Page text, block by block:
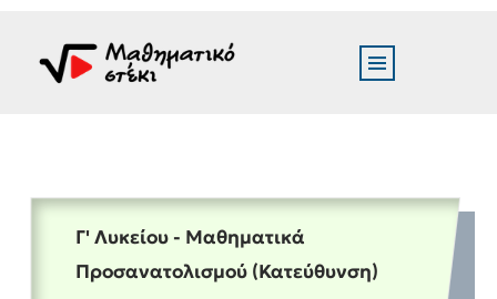
Γ' Λυκείου - Μαθηματικά
Προσανατολισμού (Κατεύθυνση)